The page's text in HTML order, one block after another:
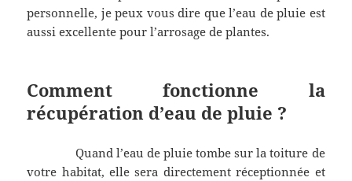
personnelle, je peux vous dire que l’eau de pluie est
aussi excellente pour l’arrosage de plantes.
Comment fonctionne la
récupération d’eau de pluie ?
Quand l’eau de pluie tombe sur la toiture de
votre habitat, elle sera directement réceptionnée et